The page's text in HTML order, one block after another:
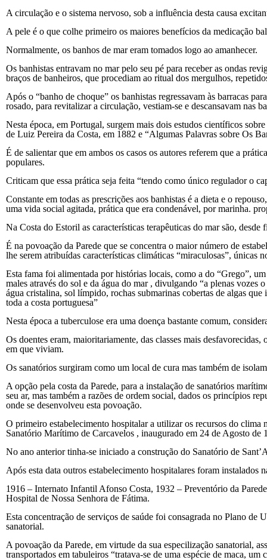
A circulação e o sistema nervoso, sob a influência desta causa
A pele é o que colhe primeiro os maiores benefícios da medicação
Normalmente, os banhos de mar eram tomados logo ao amanhecer.
Os banhistas entravam no mar pelo seu pé para receber as ondas
braços de banheiros, que procediam ao ritual dos mergulhos,
Após o “banho de choque” os banhistas regressavam às barracas
rosado, para revitalizar a circulação, vestiam-se e descansavam nas
Nesta época, em Portugal, surgem mais dois estudos científicos
de Luiz Pereira da Costa, em 1882 e “Algumas Palavras sobre Os
É de salientar que em ambos os casos os autores referem que a
populares.
Criticam que essa prática seja feita “tendo como único regulador o
Constante em todas as prescrições aos banhistas é a dieta e o
uma vida social agitada, prática que era condenável, por marinha.
Na Costa do Estoril as características terapêuticas do mar são,
É na povoação da Parede que se concentra o maior número de
lhe serem atribuídas características climáticas “miraculosas”, únicas
Esta fama foi alimentada por histórias locais, como a do “Grego”,
males através do sol e da água do mar , divulgando “a plenas vozes
água cristalina, sol límpido, rochas submarinas cobertas de algas
toda a costa portuguesa”
Nesta época a tuberculose era uma doença bastante comum,
Os doentes eram, maioritariamente, das classes mais
em que viviam.
Os sanatórios surgiram como um local de cura mas também de
A opção pela costa da Parede, para a instalação de sanatórios
seu ar, mas também a razões de ordem social, dados os princípios
onde se desenvolveu esta povoação.
O primeiro estabelecimento hospitalar a utilizar os recursos do
Sanatório Marítimo de Carcavelos , inaugurado em 24 de Agosto
No ano anterior tinha-se iniciado a construção do Sanatório de
Após esta data outros estabelecimento hospitalares foram instalados
1916 – Internato Infantil Afonso Costa, 1932 – Preventório da
Hospital de Nossa Senhora de Fátima.
Esta concentração de serviços de saúde foi consagrada no Plano de
sanatorial.
A povoação da Parede, em virtude da sua especilização sanatorial,
transportados em tabuleiros “tratava-se de uma espécie de maca,